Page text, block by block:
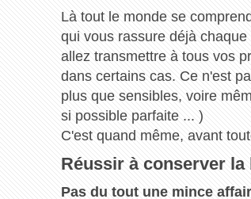
Là tout le monde se
qui vous rassure déjà
allez transmettre à tous vos
dans certains cas. Ce n'est
plus que sensibles, voire
si possible parfaite ... )
C'est quand même, avant
Réussir à conserver
Pas du tout une mince